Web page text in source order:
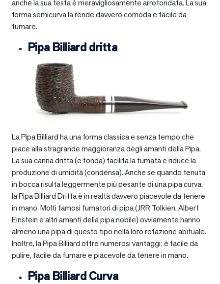
anche la sua testa è meravigliosamente arrotondata. La sua
forma semicurva la rende davvero comoda e facile da
fumare.
Pipa Billiard dritta
La Pipa Billiard ha una forma classica e senza tempo che
piace alla stragrande maggioranza degli amanti della Pipa.
La sua canna dritta (e tonda) facilita la fumata e riduce la
produzione di umidità (condensa). Anche se quando tenuta
in bocca risulta leggermente più pesante di una pipa curva,
la Pipa Billiard Dritta è in realtà davvero piacevole da tenere
in mano. Molti famosi fumatori di pipa (JRR Tolkien, Albert
Einstein e altri amanti della pipa nobile) ovviamente hanno
almeno una pipa di questo tipo nella loro rotazione abituale.
Inoltre, la Pipa Billiard offre numerosi vantaggi: è facile da
pulire, facile da fumare e piacevole da tenere in mano.
Pipa Billiard Curva